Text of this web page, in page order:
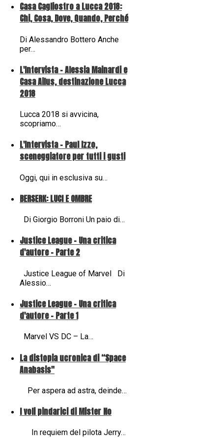
Casa Cagliostro a Lucca 2018:
Chi, Cosa, Dove, Quando, Perché
Di Alessandro Bottero Anche
per…
L'Intervista - Alessia Mainardi e
Casa Ailus, destinazione Lucca
2018
Lucca 2018 si avvicina,
scopriamo…
L'Intervista - Paul Izzo,
sceneggiatore per tutti i gusti
Oggi, qui in esclusiva su…
BERSERK: LUCI E OMBRE
Di Giorgio Borroni Un paio di…
Justice League - Una critica
d'autore - Parte 2
Justice League of Marvel Di
Alessio…
Justice League - Una critica
d'autore - Parte 1
Marvel VS DC – La…
La distopia ucronica di “Space
Anabasis"
Per aspera ad astra, deinde…
I voli pindarici di Mister No
In requiem del pilota Jerry…